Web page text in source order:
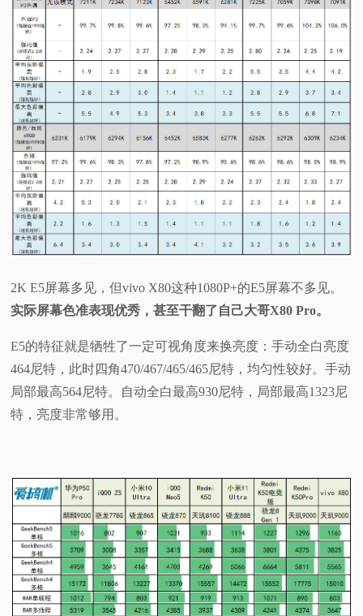
2K E5屏幕多见，但vivo X80这种1080P+的E5屏幕不多见。
实际屏幕色准表现优秀，甚至干翻了自己大哥X80 Pro。
E5的特征就是牺牲了一定可视角度来换亮度：手动全白亮度
464尼特，此时四角470/467/465/465尼特，均匀性较好。手动
局部最高564尼特。自动全白最高930尼特，局部最高1323尼
特，亮度非常够用。